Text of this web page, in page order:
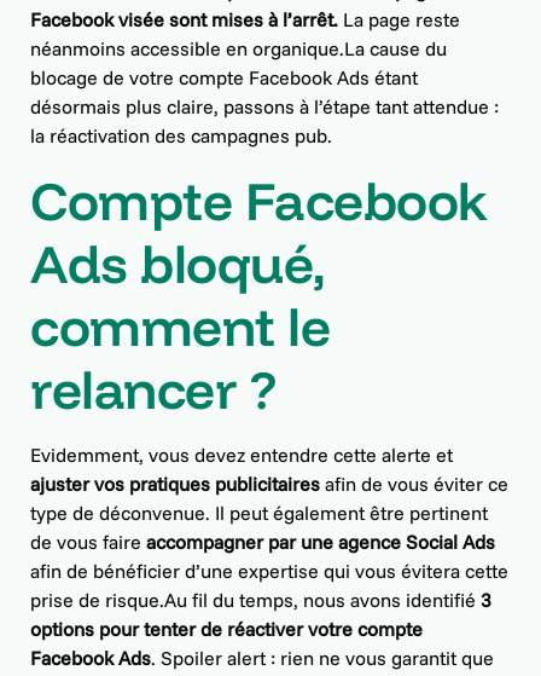
Facebook visée sont mises à l’arrêt. La page reste
néanmoins accessible en organique.La cause du
blocage de votre compte Facebook Ads étant
désormais plus claire, passons à l’étape tant attendue :
la réactivation des campagnes pub.
Compte Facebook
Ads bloqué,
comment le
relancer ?
Evidemment, vous devez entendre cette alerte et
ajuster vos pratiques publicitaires afin de vous éviter ce
type de déconvenue. Il peut également être pertinent
de vous faireaccompagner par uneagence Social Ads
afin de bénéficier d’une expertise qui vous évitera cette
prise de risque.Au fil du temps, nous avons identifié 3
options pour tenter de réactiver votre compte
Facebook Ads. Spoiler alert : rien ne vous garantit que